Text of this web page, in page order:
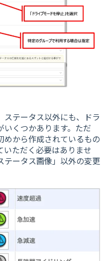
テータス以外にも、ドラ
くつかあります。ただ
めから作成されているもの
いただく必要はありませ
テータス画像」以外の変更